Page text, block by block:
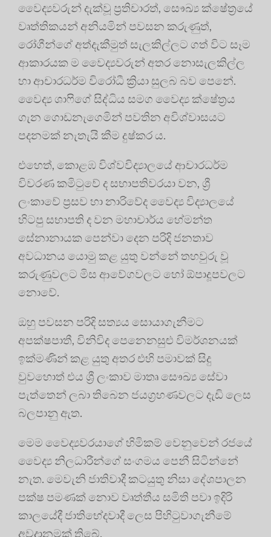
වෛද්‍යවරුන් දැක්වූ ප්‍රතිචාරත්, සෞඛ්‍ය ක්ෂේත්‍රයේ
වෘත්තිකයන් අනියමින් පවසන කරුණුත්,
රෝගීන්ගේ අත්දැකීමුත් සැලකිල්ලට ගත් විට සෑම
ආකාරයක ම වෛද්‍යවරුන් අතර නොසැලකිල්ල
හා ආචාරධර්ම විරෝධී ක්‍රියා සුලබ බව පෙනේ.
වෛද්‍ය ශාෆිගේ සිද්ධිය සමග වෛද්‍ය ක්ෂේත්‍රය
ගැන ගොඩනැගෙමින් පවතින අවිශ්වාසයට
පදනමක් නැතැයි කීම දුෂ්කර ය.
එහෙත්, කොළඹ විශ්වවිද්‍යාලයේ ආචාරධර්ම
විවරණ කමිටුවේ ද සභාපතිවරයා වන, ශ්‍රී
ලංකාවේ ප්‍රසව හා නාරිවේද වෛද්‍ය විද්‍යාලයේ
හිටපු සභාපති ද වන මහාචාර්ය හේමන්ත
සේනානායක පෙන්වා දෙන පරිදි ජනතාව
අවධානය යොමු කළ යුතු වන්නේ තහවුරු වූ
කරුණුවලට මිස ආවේගවලට හෝ ඕපාදූපවලට
නොවේ.
ඔහු පවසන පරිදි සත්‍යය සොයාගැනීමට
අපක්ෂපාතී, විනිවිද පෙනෙනසුළු විමර්ශනයක්
ඉක්මණින් කළ යුතු අතර එහි පමාවක් සිදු
වුවහොත් එය ශ්‍රී ලංකාව මාතෘ සෞඛ්‍ය සේවා
පැත්තෙන් ලබා තිබෙන ජයග්‍රහණවලට දැඩි ලෙස
බලපානු ඇත.
මෙම වෛද්‍යවරයාගේ හිමිකම් වෙනුවෙන් රජයේ
වෛද්‍ය නිලධාරීන්ගේ සංගමය පෙනී සිටින්නේ
නැත. මෙවැනි ජාතිවාදී කටයුතු නිසා දේශපාලන
පක්ෂ පමණක් නොව වෘත්තීය සමිති පවා ඉදිරි
කාලයේදී ජාතිභේදවාදී ලෙස පිහිටුවාගැනීමේ
අවදානමක් තිබේ.